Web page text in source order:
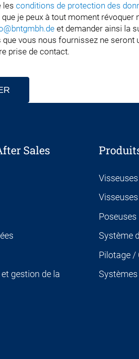
lesconditions de protection des
je peux à tout moment révoquer
et demander ainsi la
que vous nous fournissez ne seront
prise de contact.
Sales
gestion de la
Poseuses
Système
Pilotage /
Systèmes